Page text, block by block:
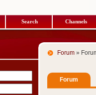
Search Channels
Forum »
Forum